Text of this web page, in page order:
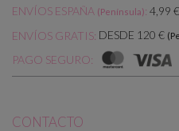
ENVÍOS ESPAÑA (Península): 4,99 €
ENVÍOS GRATIS: DESDE 120 €
PAGO SEGURO:
CONTACTO